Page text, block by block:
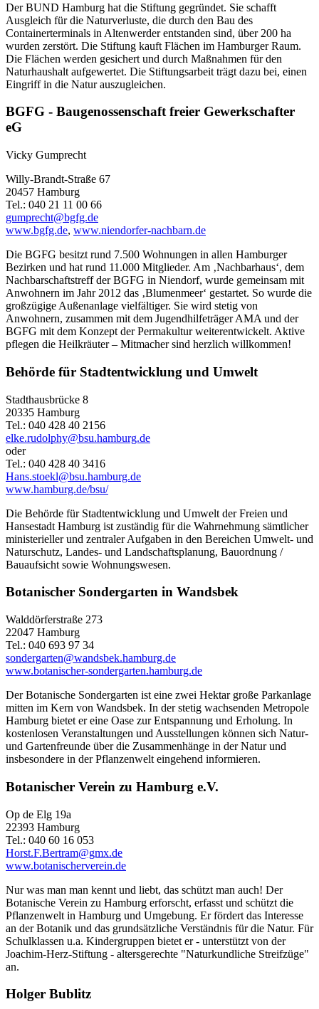
Der BUND Hamburg hat die Stiftung gegründet. Sie schafft
Ausgleich für die Naturverluste, die durch den Bau des
Containerterminals in Altenwerder entstanden sind, über 200 ha
wurden zerstört. Die Stiftung kauft Flächen im Hamburger Raum.
Die Flächen werden gesichert und durch Maßnahmen für den
Naturhaushalt aufgewertet. Die Stiftungsarbeit trägt dazu bei, einen
Eingriff in die Natur auszugleichen.
BGFG - Baugenossenschaft freier Gewerkschafter
eG
Vicky Gumprecht
Willy-Brandt-Straße 67
20457 Hamburg
Tel.: 040 21 11 00 66
gumprecht@bgfg.de
www.bgfg.de, www.niendorfer-nachbarn.de
Die BGFG besitzt rund 7.500 Wohnungen in allen Hamburger
Bezirken und hat rund 11.000 Mitglieder. Am ‚Nachbarhaus‘, dem
Nachbarschaftstreff der BGFG in Niendorf, wurde gemeinsam mit
Anwohnern im Jahr 2012 das ‚Blumenmeer‘ gestartet. So wurde die
großzügige Außenanlage vielfältiger. Sie wird stetig von
Anwohnern, zusammen mit dem Jugendhilfeträger AMA und der
BGFG mit dem Konzept der Permakultur weiterentwickelt. Aktive
pflegen die Heilkräuter – Mitmacher sind herzlich willkommen!
Behörde für Stadtentwicklung und Umwelt
Stadthausbrücke 8
20335 Hamburg
Tel.: 040 428 40 2156
elke.rudolphy@bsu.hamburg.de
oder
Tel.: 040 428 40 3416
Hans.stoekl@bsu.hamburg.de
www.hamburg.de/bsu/
Die Behörde für Stadtentwicklung und Umwelt der Freien und
Hansestadt Hamburg ist zuständig für die Wahrnehmung sämtlicher
ministerieller und zentraler Aufgaben in den Bereichen Umwelt- und
Naturschutz, Landes- und Landschaftsplanung, Bauordnung /
Bauaufsicht sowie Wohnungswesen.
Botanischer Sondergarten in Wandsbek
Walddörferstraße 273
22047 Hamburg
Tel.: 040 693 97 34
sondergarten@wandsbek.hamburg.de
www.botanischer-sondergarten.hamburg.de
Der Botanische Sondergarten ist eine zwei Hektar große Parkanlage
mitten im Kern von Wandsbek. In der stetig wachsenden Metropole
Hamburg bietet er eine Oase zur Entspannung und Erholung. In
kostenlosen Veranstaltungen und Ausstellungen können sich Natur-
und Gartenfreunde über die Zusammenhänge in der Natur und
insbesondere in der Pflanzenwelt eingehend informieren.
Botanischer Verein zu Hamburg e.V.
Op de Elg 19a
22393 Hamburg
Tel.: 040 60 16 053
Horst.F.Bertram@gmx.de
www.botanischerverein.de
Nur was man man kennt und liebt, das schützt man auch! Der
Botanische Verein zu Hamburg erforscht, erfasst und schützt die
Pflanzenwelt in Hamburg und Umgebung. Er fördert das Interesse
an der Botanik und das grundsätzliche Verständnis für die Natur. Für
Schulklassen u.a. Kindergruppen bietet er - unterstützt von der
Joachim-Herz-Stiftung - altersgerechte "Naturkundliche Streifzüge"
an.
Holger Bublitz